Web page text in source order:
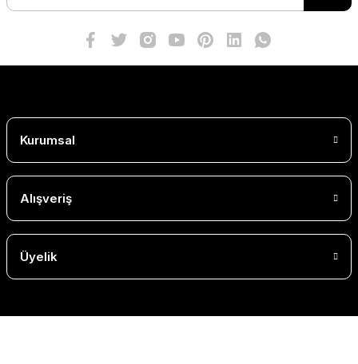
Kurumsal
Alışveriş
Üyelik